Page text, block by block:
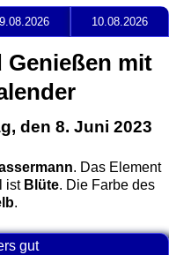
10.08.2026
Genießen mit
den 8. Juni 2023
. Das Element
ist Blüte. Die Farbe des
.
gutclick to collapse